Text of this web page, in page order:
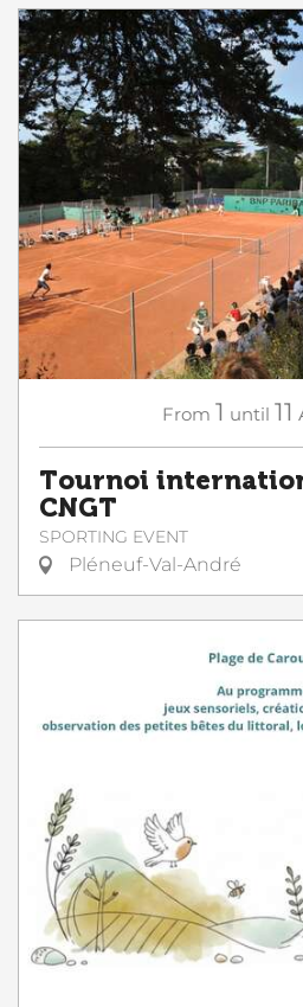
From 1 until 11
Tournoi
CNGT
SPORTING EVENT
Pléneuf-Val-André